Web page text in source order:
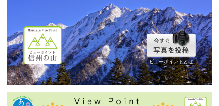
ビューポイントとは